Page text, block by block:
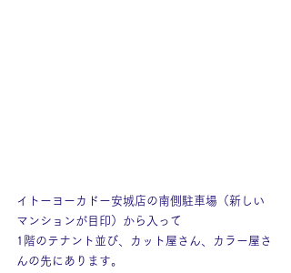
イトーヨーカドー安城店の南側駐車場（新しい
マンションが目印）から入って
1階のテナント並び、カット屋さん、カラー屋さ
んの先にあります。